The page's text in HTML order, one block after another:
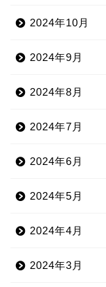
2024年10月
2024年9月
2024年8月
2024年7月
2024年6月
2024年5月
2024年4月
2024年3月